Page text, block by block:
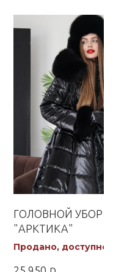
ГОЛОВНОЙ УБОР
"АРКТИКА"
Продано, доступно к